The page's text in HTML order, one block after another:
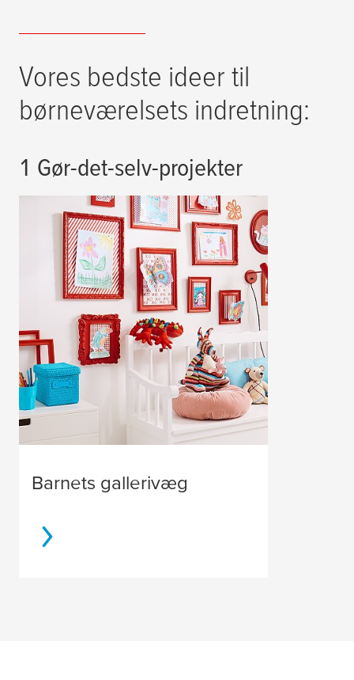
Vores bedste ideer til
børneværelsets indretning:
1 Gør-det-selv-projekter
Barnets gallerivæg